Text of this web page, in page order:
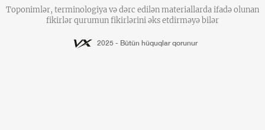
Toponimlər, terminologiya və dərc edilən materiallarda ifadə olunan
fikirlər qurumun fikirlərini əks etdirməyə bilər
2025 - Bütün hüquqlar qorunur